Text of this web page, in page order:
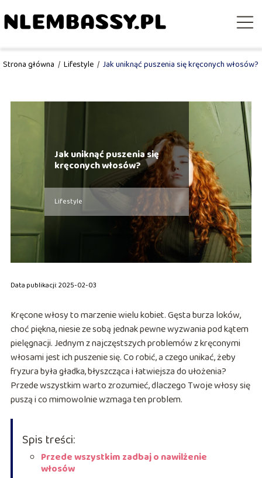
Strona główna / Lifestyle / Jak uniknąć puszenia się kręconych włosów?
Jak uniknąć puszenia się
kręconych włosów?
Lifestyle
Data publikacji: 2025-02-03
Kręcone włosy to marzenie wielu kobiet. Gęsta burza loków,
choć piękna, niesie ze sobą jednak pewne wyzwania pod kątem
pielęgnacji. Jednym z najczęstszych problemów z kręconymi
włosami jest ich puszenie się. Co robić, a czego unikać, żeby
fryzura była gładka, błyszcząca i łatwiejsza do ułożenia?
Przede wszystkim warto zrozumieć, dlaczego Twoje włosy się
puszą i co mimowolnie wzmaga ten problem.
Spis treści:
Przede wszystkim zadbaj o nawilżenie
włosów